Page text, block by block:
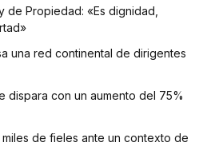
de Propiedad: «Es dignidad,
una red continental de dirigentes
dispara con un aumento del 75%
de fieles ante un contexto de